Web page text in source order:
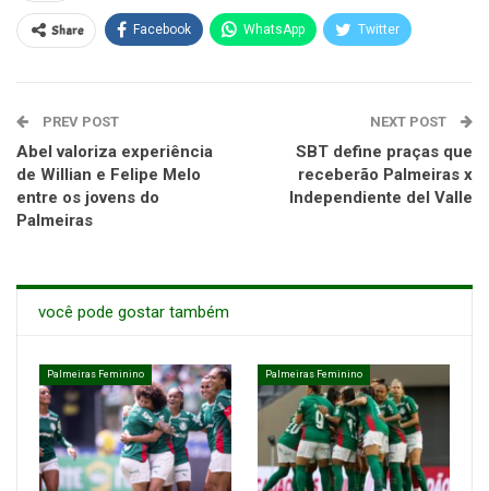
Share Facebook WhatsApp Twitter
PREV POST
Abel valoriza experiência
de Willian e Felipe Melo
entre os jovens do
Palmeiras
NEXT POST
SBT define praças que
receberão Palmeiras x
Independiente del Valle
você pode gostar também
Palmeiras Feminino Palmeiras Feminino